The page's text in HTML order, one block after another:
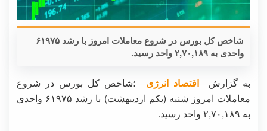
شاخص کل بورس در شروع معاملات امروز با رشد ۶۱۹۷۵
واحدی به ۲,۷۰,۱۸۹ واحد رسید.
به گزارشاقتصاد انرژی ؛شاخص کل بورس در شروع
معاملات امروز شنبه (یکم اردیبهشت) با رشد ۶۱۹۷۵ واحدی
به ۲,۷۰,۱۸۹ واحد رسید.